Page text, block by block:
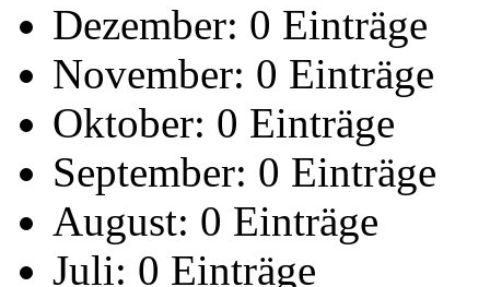
Dezember: 0 Einträge
November: 0 Einträge
Oktober: 0 Einträge
September: 0 Einträge
August: 0 Einträge
Juli: 0 Einträge